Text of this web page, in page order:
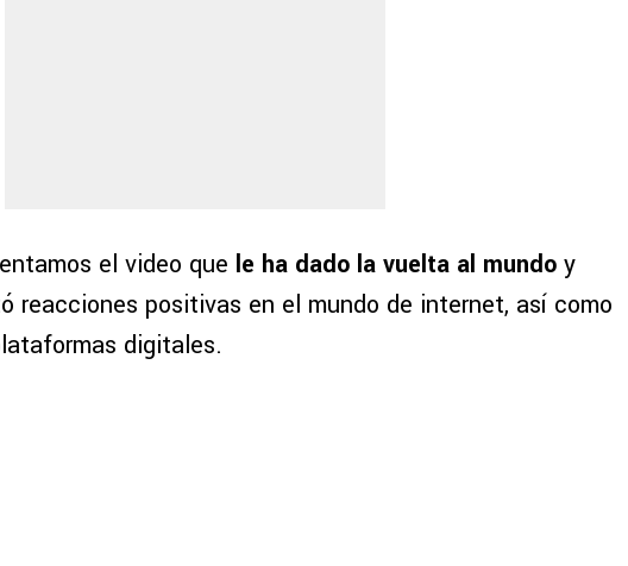
el video que le ha dado la vuelta al mundo y
reacciones positivas en el mundo de internet, así como
digitales.